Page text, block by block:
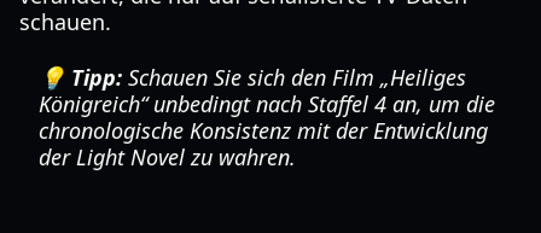
schauen.
💡 Tipp: Schauen Sie sich den Film „Heiliges
Königreich“ unbedingt nach Staffel 4 an, um die
chronologische Konsistenz mit der Entwicklung
der Light Novel zu wahren.